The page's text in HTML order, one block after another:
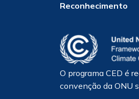
Reconhecimento
O programa CED é
convenção da ONU